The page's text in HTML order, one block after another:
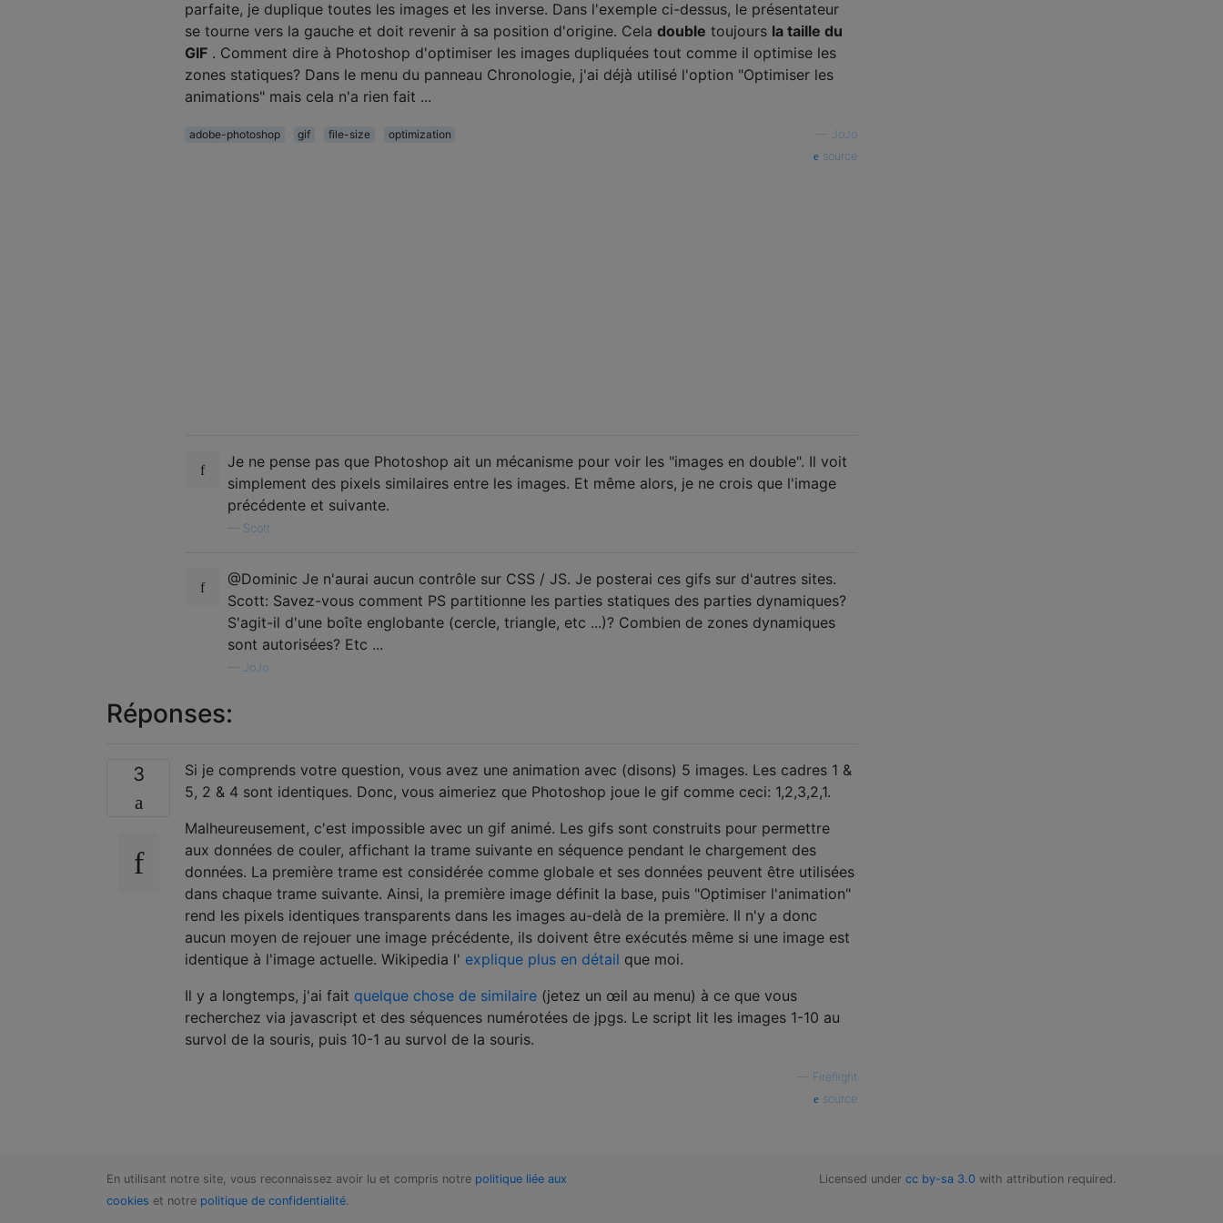
parfaite, je duplique toutes les images et les inverse. Dans l'exemple ci-dessus, le présentateur
se tourne vers la gauche et doit revenir à sa position d'origine. Cela double toujours la taille du
GIF . Comment dire à Photoshop d'optimiser les images dupliquées tout comme il optimise les
zones statiques? Dans le menu du panneau Chronologie, j'ai déjà utilisé l'option "Optimiser les
animations" mais cela n'a rien fait ...
adobe-photoshop gif file-size optimization
JoJo
source
Je ne pense pas que Photoshop ait un mécanisme pour voir les "images en double". Il voit
simplement des pixels similaires entre les images. Et même alors, je ne crois que l'image
précédente et suivante.
Scott
@Dominic Je n'aurai aucun contrôle sur CSS / JS. Je posterai ces gifs sur d'autres sites.
Scott: Savez-vous comment PS partitionne les parties statiques des parties dynamiques?
S'agit-il d'une boîte englobante (cercle, triangle, etc ...)? Combien de zones dynamiques
sont autorisées? Etc ...
JoJo
Réponses:
3
Si je comprends votre question, vous avez une animation avec (disons) 5 images. Les cadres 1 &
5, 2 & 4 sont identiques. Donc, vous aimeriez que Photoshop joue le gif comme ceci: 1,2,3,2,1.
Malheureusement, c'est impossible avec un gif animé. Les gifs sont construits pour permettre
aux données de couler, affichant la trame suivante en séquence pendant le chargement des
données. La première trame est considérée comme globale et ses données peuvent être utilisées
dans chaque trame suivante. Ainsi, la première image définit la base, puis "Optimiser l'animation"
rend les pixels identiques transparents dans les images au-delà de la première. Il n'y a donc
aucun moyen de rejouer une image précédente, ils doivent être exécutés même si une image est
identique à l'image actuelle. Wikipedia l' explique plus en détail que moi.
Il y a longtemps, j'ai fait quelque chose de similaire (jetez un œil au menu) à ce que vous
recherchez via javascript et des séquences numérotées de jpgs. Le script lit les images 1-10 au
survol de la souris, puis 10-1 au survol de la souris.
Fireflight
source
En utilisant notre site, vous reconnaissez avoir lu et compris notre politique liée aux
cookies et notre politique de confidentialité.
Licensed under cc by-sa 3.0 with attribution required.